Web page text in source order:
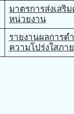
มาตรการส่งเสริ
หน่วยงาน
รายงานผลการด
ความโปร่งใสภา